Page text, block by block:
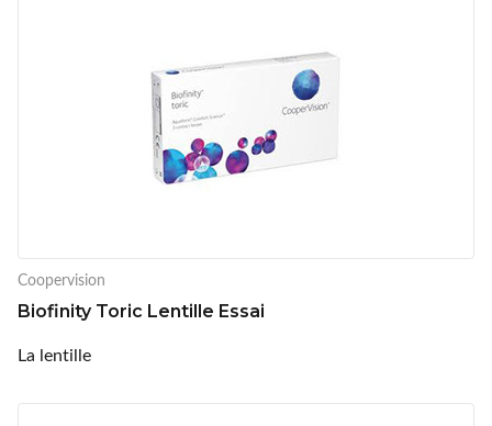
Coopervision
Biofinity Toric Lentille Essai
La lentille